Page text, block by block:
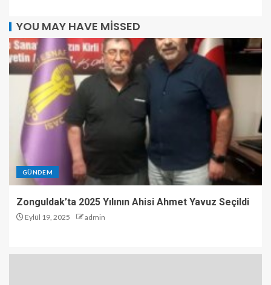
YOU MAY HAVE MISSED
GÜNDEM
Zonguldak’ta 2025 Yılının Ahisi Ahmet Yavuz Seçildi
Eylül 19, 2025 admin